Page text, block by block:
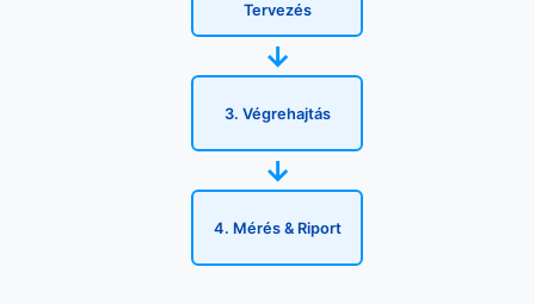
Tervezés
→
3. Végrehajtás
→
4. Mérés & Riport